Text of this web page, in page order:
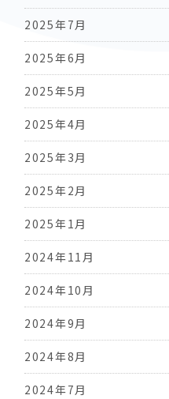
2025年7月
2025年6月
2025年5月
2025年4月
2025年3月
2025年2月
2025年1月
2024年11月
2024年10月
2024年9月
2024年8月
2024年7月